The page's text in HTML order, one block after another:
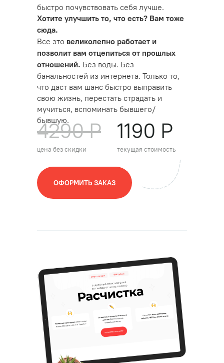
быстро почувствовать себя лучше.
Хотите улучшить то, что есть? Вам тоже
сюда.
Все это великолепно работает и
позволит вам отцепиться от прошлых
отношений. Без воды. Без
банальностей из интернета. Только то,
что даст вам шанс быстро выправить
свою жизнь, перестать страдать и
мучиться, вспоминать бывшего/
бывшую.
ОФОРМИТЬ ЗАКАЗ
4290 Р 1190 Р
цена без скидки текущая стоимость